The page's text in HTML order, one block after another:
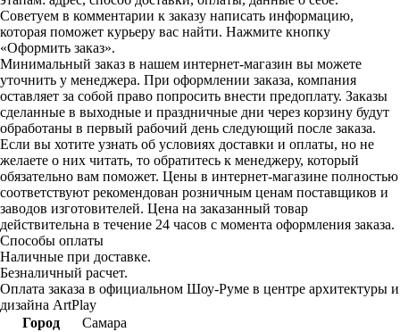
Советуем в комментарии к заказу написать информацию,
которая поможет курьеру вас найти. Нажмите кнопку
«Оформить заказ».
Минимальный заказ в нашем интернет-магазин вы можете
уточнить у менеджера. При оформлении заказа, компания
оставляет за собой право попросить внести предоплату. Заказы
сделанные в выходные и праздничные дни через корзину будут
обработаны в первый рабочий день следующий после заказа.
Если вы хотите узнать об условиях доставки и оплаты, но не
желаете о них читать, то обратитесь к менеджеру, который
обязательно вам поможет. Цены в интернет-магазине полностью
соответствуют рекомендован розничным ценам поставщиков и
заводов изготовителей. Цена на заказанный товар
действительна в течение 24 часов с момента оформления заказа.
Способы оплаты
Наличные при доставке.
Безналичный расчет.
Оплата заказа в официальном Шоу-Руме в центре архитектуры и
дизайна ArtPlay
Город
Самара